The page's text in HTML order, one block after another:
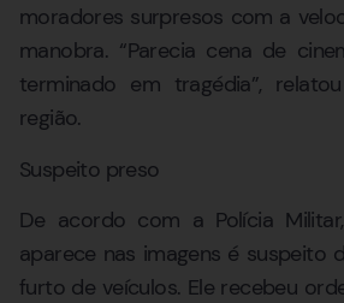
moradores surpresos com a
manobra. “Parecia cena de
terminado em tragédia”,
região.
Suspeito preso
De acordo com a Polícia
aparece nas imagens é suspeito
furto de veículos. Ele recebeu